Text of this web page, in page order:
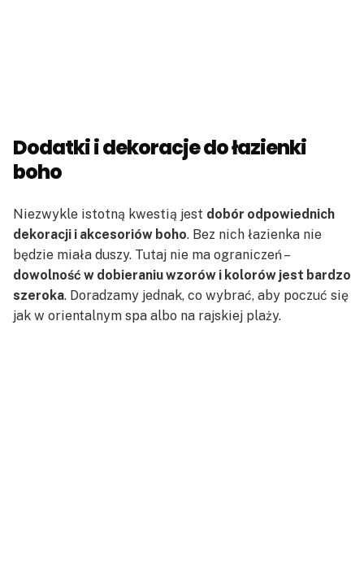
Dodatki i dekoracje do łazienki
boho
Niezwykle istotną kwestią jest dobór odpowiednich
dekoracji i akcesoriów boho. Bez nich łazienka nie
będzie miała duszy. Tutaj nie ma ograniczeń –
dowolność w dobieraniu wzorów i kolorów jest bardzo
szeroka. Doradzamy jednak, co wybrać, aby poczuć się
jak w orientalnym spa albo na rajskiej plaży.